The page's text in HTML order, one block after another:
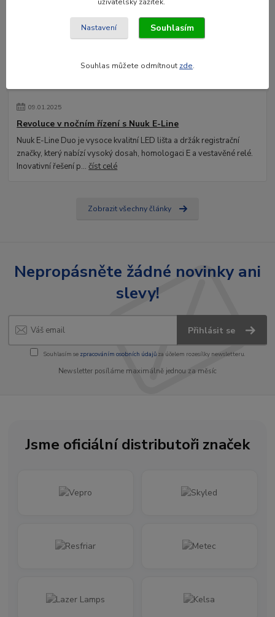
09.01.2025
Revoluce v nočním řízení s Nuuk E-Line
Nuuk E-Line Duo je vysoce kvalitní LED lišta a držák registrační
značky, který nabízí vysoký dosah, homologaci E a vestavěné relé.
Inovativní řešení p...číst celé
Zobrazit všechny články
Nepropásněte žádné novinky ani
slevy!
Přihlásit se
Souhlasím se zpracováním osobních údajůza účelem rozesílky newsletteru.
Newsletter posíláme maximálně jednou za měsíc
Jsme oficiální distributoři značek
Nastavení Souhlasím
Souhlas můžete odmítnout zde.